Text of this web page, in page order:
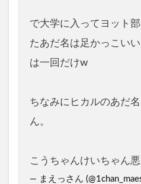
で大学に入ってヨット
たあだ名は足かっこい
は一回だけw
ちなみにヒカルのあだ
ん。
こうちゃんけいちゃん悪
— まえっさん